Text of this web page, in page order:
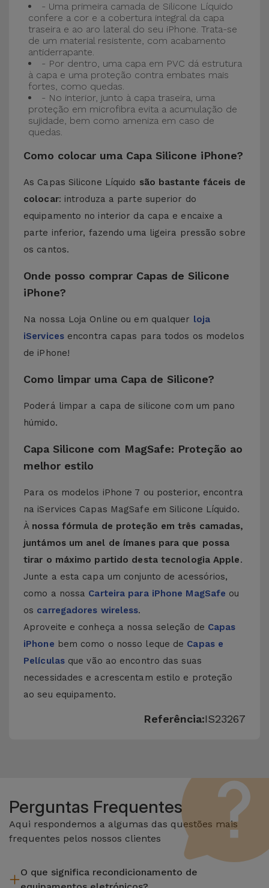
- Uma primeira camada de Silicone Líquido
confere a cor e a cobertura integral da capa
traseira e ao aro lateral do seu iPhone. Trata-se
de um material resistente, com acabamento
antiderrapante.
- Por dentro, uma capa em PVC dá estrutura
à capa e uma proteção contra embates mais
fortes, como quedas.
- No interior, junto à capa traseira, uma
proteção em microfibra evita a acumulação de
sujidade, bem como ameniza em caso de
quedas.
Como colocar uma Capa Silicone iPhone?
As Capas Silicone Líquido são bastante fáceis de
colocar: introduza a parte superior do
equipamento no interior da capa e encaixe a
parte inferior, fazendo uma ligeira pressão sobre
os cantos.
Onde posso comprar Capas de Silicone
iPhone?
Na nossa Loja Online ou em qualquer loja
iServicesencontra capas para todos os modelos
de iPhone!
Como limpar uma Capa de Silicone?
Poderá limpar a capa de silicone com um pano
húmido.
Capa Silicone com MagSafe: Proteção ao
melhor estilo
Para os modelos iPhone 7 ou posterior, encontra
na iServices Capas MagSafe em Silicone Líquido.
À nossa fórmula de proteção em três camadas,
juntámos um anel de ímanes para que possa
tirar o máximo partido desta tecnologia Apple.
Junte a esta capa um conjunto de acessórios,
como a nossa Carteira para iPhone MagSafe ou
os carregadores wireless.
Aproveite e conheça a nossa seleção de Capas
iPhone bem como o nosso leque de Capas e
Películasque vão ao encontro das suas
necessidades e acrescentam estilo e proteção
ao seu equipamento.
Referência:IS23267
Perguntas Frequentes
Aqui respondemos a algumas das questões mais
frequentes pelos nossos clientes
O que significa recondicionamento de